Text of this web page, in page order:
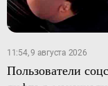
11:54, 9 августа 2026
Пользователи